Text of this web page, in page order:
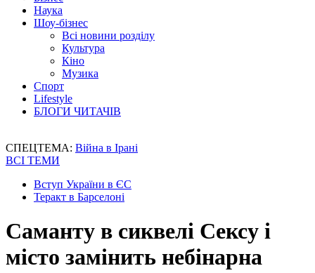
Наука
Шоу-бізнес
Всі новини розділу
Культура
Кіно
Музика
Спорт
Lifestyle
БЛОГИ ЧИТАЧІВ
СПЕЦТЕМА: Війна в Ірані
ВСІ ТЕМИ
Вступ України в ЄС
Теракт в Барселоні
Саманту в сиквелі Сексу і
місто замінить небінарна